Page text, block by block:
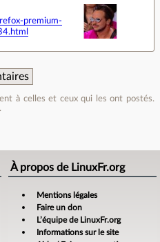
premium-
à celles et ceux qui les ont postés.
À propos de LinuxFr.org
Mentions légales
Faire un don
L’équipe de LinuxFr.org
Informations sur le site